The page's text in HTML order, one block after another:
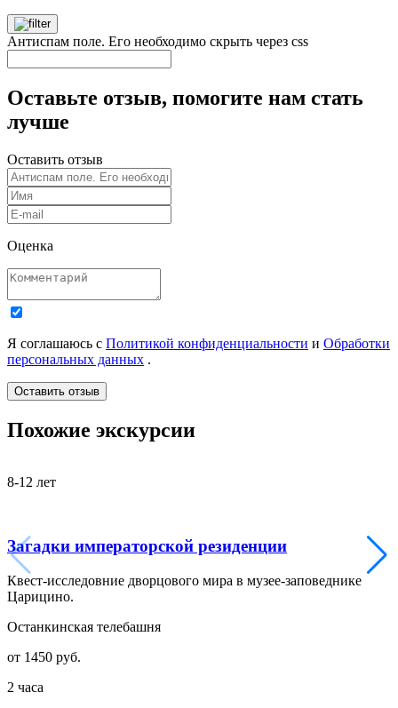
Антиспам поле. Его необходимо скрыть через css
Оставьте отзыв, помогите нам стать
лучше
Оставить отзыв
Оценка
Я соглашаюсь с Политикой конфиденциальности и Обработки
персональных данных .
Похожие экскурсии
8-12 лет
Загадки императорской резиденции
Квест-исследовние дворцового мира в музее-заповеднике
Царицино.
Останкинская телебашня
от 1450 руб.
2 часа